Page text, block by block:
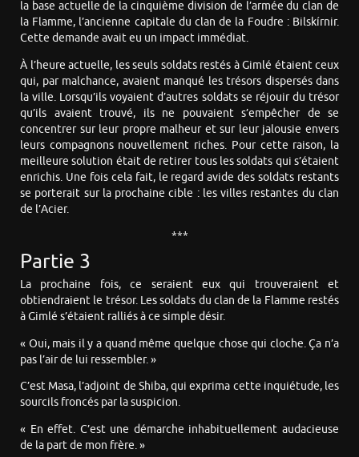
la base actuelle de la cinquième division de l’armée du clan de
la Flamme, l’ancienne capitale du clan de la Foudre : Bilskírnir.
Cette demande avait eu un impact immédiat.
À l’heure actuelle, les seuls soldats restés à Gimlé étaient ceux
qui, par malchance, avaient manqué les trésors dispersés dans
la ville. Lorsqu’ils voyaient d’autres soldats se réjouir du trésor
qu’ils avaient trouvé, ils ne pouvaient s’empêcher de se
concentrer sur leur propre malheur et sur leur jalousie envers
leurs compagnons nouvellement riches. Pour cette raison, la
meilleure solution était de retirer tous les soldats qui s’étaient
enrichis. Une fois cela fait, le regard avide des soldats restants
se porterait sur la prochaine cible : les villes restantes du clan
de l’Acier.
***
Partie 3
La prochaine fois, ce seraient eux qui trouveraient et
obtiendraient le trésor. Les soldats du clan de la Flamme restés
à Gimlé s’étaient ralliés à ce simple désir.
« Oui, mais il y a quand même quelque chose qui cloche. Ça n’a
pas l’air de lui ressembler. »
C’est Masa, l’adjoint de Shiba, qui exprima cette inquiétude, les
sourcils froncés par la suspicion.
« En effet. C’est une démarche inhabituellement audacieuse
de la part de mon frère. »